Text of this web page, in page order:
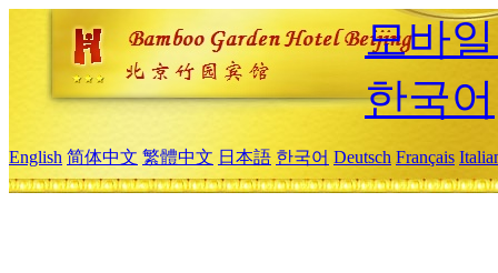
모바
한국어
English 简体中文 繁體中文 日本語 한국어 Deutsch Français